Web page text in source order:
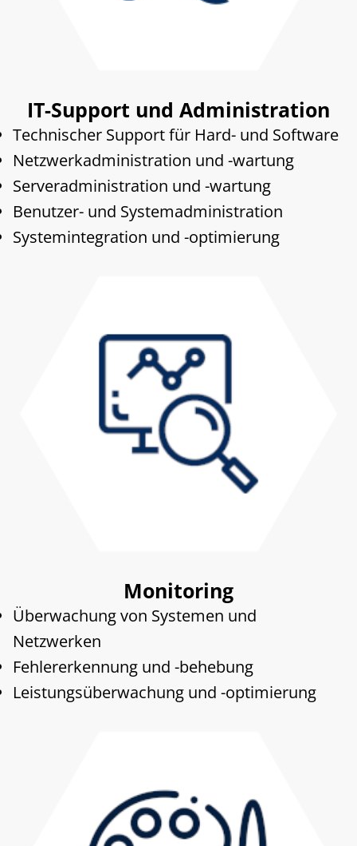
IT-Support und Administration
Technischer Support für Hard- und Software
Netzwerkadministration und -wartung
Serveradministration und -wartung
Benutzer- und Systemadministration
Systemintegration und -optimierung
Monitoring
Überwachung von Systemen und
Netzwerken
Fehlererkennung und -behebung
Leistungsüberwachung und -optimierung